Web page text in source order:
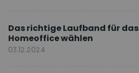
Das richtige Laufband für das
Homeoffice wählen
03.12.2024